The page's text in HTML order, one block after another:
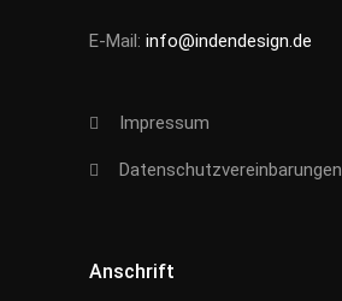
E-Mail: info@indendesign.de
Impressum
Datenschutzvereinbarungen
Anschrift